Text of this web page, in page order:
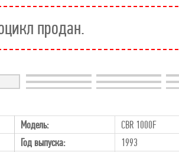
продан.
Модель:
CBR 1000F
Год выпуска:
1993